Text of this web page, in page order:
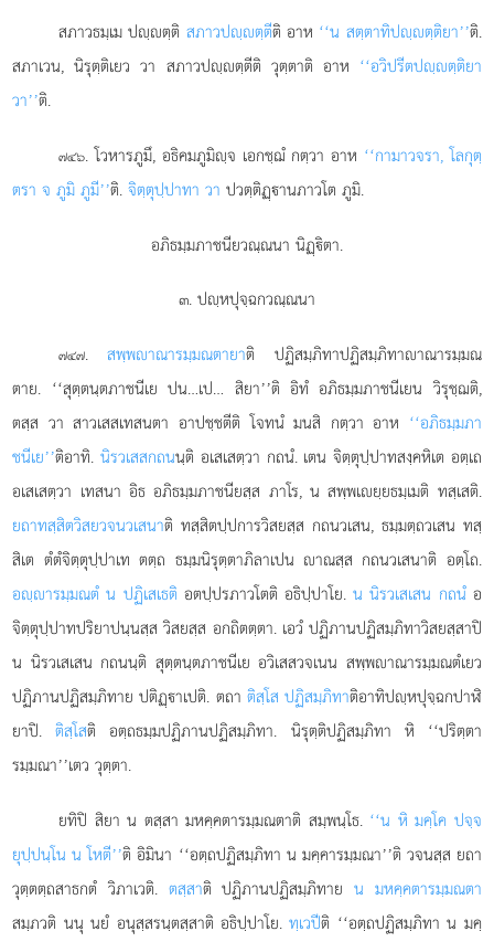
สภาวธมฺเม ปฺตฺติ สภาวปฺตฺตีติ อาห ‘‘น สตฺตาทิปฺตฺติยา’’ติ.
สภาเวน, นิรุตฺติเยว วา สภาวปฺตฺตีติ วุตฺตาติ อาห ‘‘อวิปรีตปฺตฺติยา
วา’’ติ.
๗๔๖. โวหารภูมึ, อธิคมภูมิฺจ เอกชฺฌํ กตฺวา อาห ‘‘กามาวจรา, โลกุตฺ
ตรา จ ภูมิ ภูมี’’ติ.จิตฺตุปฺปาทา วา ปวตฺติฏฺานภาวโต ภูมิ.
อภิธมฺมภาชนียวณฺณนา นิฏฺิตา.
๓. ปฺหปุจฺฉกวณฺณนา
๗๔๗.สพฺพาณารมฺมณตายาติ ปฏิสมฺภิทาปฏิสมฺภิทาาณารมฺมณ
ตาย. ‘‘สุตฺตนฺตภาชนีเย ปน…เป… สิยา’’ติ อิทํ อภิธมฺมภาชนีเยน วิรุชฺฌติ,
ตสฺส วา สาวเสสเทสนตา อาปชฺชตีติ โจทนํ มนสิ กตฺวา อาห ‘‘อภิธมฺมภา
ชนีเย’’ติอาทิ. นิรวเสสกถนนฺติ อเสเสตฺวา กถนํ. เตน จิตฺตุปฺปาทสงฺคหิเต อตฺเถ
อเสเสตฺวา เทสนา อิธ อภิธมฺมภาชนียสฺส ภาโร, น สพฺพเยฺยธมฺเมติ ทสฺเสติ.
ยถาทสฺสิตวิสยวจนวเสนาติ ทสฺสิตปฺปการวิสยสฺส กถนวเสน, ธมฺมตฺถวเสน ทสฺ
สิเต ตํตํจิตฺตุปฺปาเท ตตฺถ ธมฺมนิรุตฺตาภิลาเปน าณสฺส กถนวเสนาติ อตฺโถ.
อฺารมฺมณตํ น ปฏิเสเธติ อตปฺปรภาวโตติ อธิปฺปาโย.น นิรวเสเสน กถนํอ
จิตฺตุปฺปาทปริยาปนฺนสฺส วิสยสฺส อกถิตตฺตา. เอวํ ปฏิภานปฏิสมฺภิทาวิสยสฺสาปิ
น นิรวเสเสน กถนนฺติ สุตฺตนฺตภาชนีเย อวิเสสวจเนน สพฺพาณารมฺมณตํเยว
ปฏิภานปฏิสมฺภิทาย ปติฏฺาเปติ. ตถา ติสฺโส ปฏิสมฺภิทาติอาทิปฺหปุจฺฉกปาฬิ
ยาปิ.ติสฺโสติ อตฺถธมฺมปฏิภานปฏิสมฺภิทา. นิรุตฺติปฏิสมฺภิทา หิ ‘‘ปริตฺตา
รมฺมณา’’เตว วุตฺตา.
ยทิปิ สิยา น ตสฺสา มหคฺคตารมฺมณตาติ สมฺพนฺโธ. ‘‘น หิ มคฺโค ปจฺจ
ยุปฺปนฺโน น โหตี’’ติ อิมินา ‘‘อตฺถปฏิสมฺภิทา น มคฺคารมฺมณา’’ติ วจนสฺส ยถา
วุตฺตตฺถสาธกตํ วิภาเวติ. ตสฺสาติ ปฏิภานปฏิสมฺภิทายน มหคฺคตารมฺมณตา
สมฺภวติ นนุ นยํ อนุสฺสรนฺตสฺสาติ อธิปฺปาโย.ทฺเวปีติ ‘‘อตฺถปฏิสมฺภิทา น มคฺ